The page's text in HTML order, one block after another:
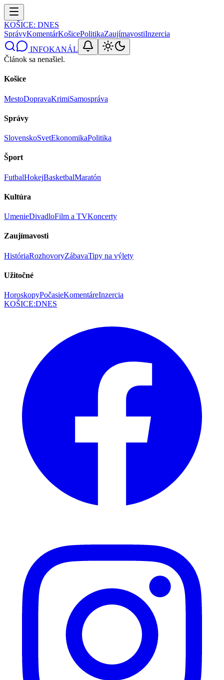
KOŠICE: DNES
SprávyKomentárKošicePolitikaZaujímavostiInzercia
INFOKANÁL
Článok sa nenašiel.
Košice
MestoDopravaKrimiSamospráva
Správy
SlovenskoSvetEkonomikaPolitika
Šport
FutbalHokejBasketbalMaratón
Kultúra
UmenieDivadloFilm a TVKoncerty
Zaujímavosti
HistóriaRozhovoryZábavaTipy na výlety
Užitočné
HoroskopyPočasieKomentáreInzercia
KOŠICE:DNES